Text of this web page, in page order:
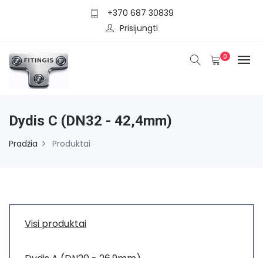
+370 687 30839
Prisijungti
0
Dydis C (DN32 - 42,4mm)
Pradžia Produktai
Visi produktai